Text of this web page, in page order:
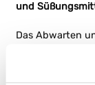
und
Das Abwarten